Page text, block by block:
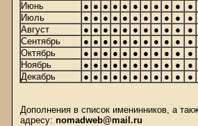
Июнь
● ● ● ● ● ● ● ● ● ●
●
Июль
● ● ● ● ● ● ● ● ● ●
●
Август
● ● ● ● ● ● ● ● ● ●
●
Сентябрь
● ● ● ● ● ● ● ● ● ●
●
Октябрь
● ● ● ● ● ● ● ● ● ●
●
Ноябрь
● ● ● ● ● ● ● ● ● ●
●
Декабрь
● ● ● ● ● ● ● ● ● ● ●
Дополнения в список именинников, а
адресу: nomadweb@mail.ru